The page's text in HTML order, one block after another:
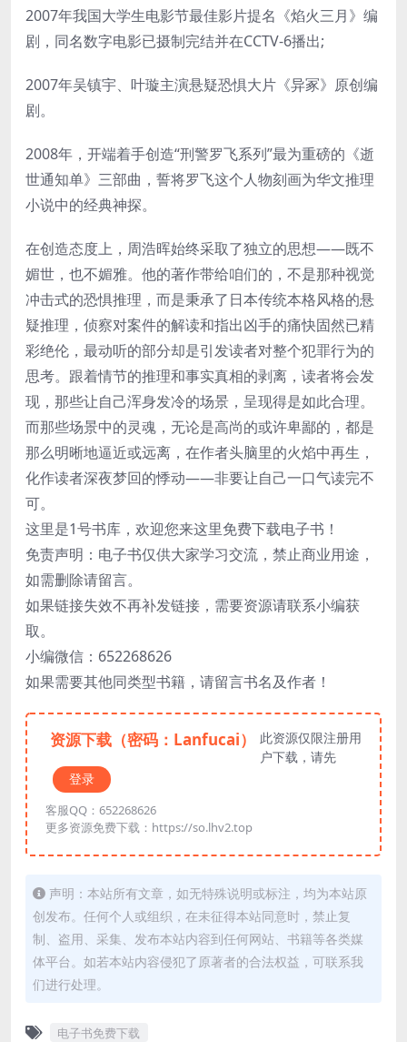
2007年我国大学生电影节最佳影片提名《焰火三月》编
剧，同名数字电影已摄制完结并在CCTV-6播出;
2007年吴镇宇、叶璇主演悬疑恐惧大片《异冢》原创编
剧。
2008年，开端着手创造“刑警罗飞系列”最为重磅的《逝
世通知单》三部曲，誓将罗飞这个人物刻画为华文推理
小说中的经典神探。
在创造态度上，周浩晖始终采取了独立的思想——既不
媚世，也不媚雅。他的著作带给咱们的，不是那种视觉
冲击式的恐惧推理，而是秉承了日本传统本格风格的悬
疑推理，侦察对案件的解读和指出凶手的痛快固然已精
彩绝伦，最动听的部分却是引发读者对整个犯罪行为的
思考。跟着情节的推理和事实真相的剥离，读者将会发
现，那些让自己浑身发冷的场景，呈现得是如此合理。
而那些场景中的灵魂，无论是高尚的或许卑鄙的，都是
那么明晰地逼近或远离，在作者头脑里的火焰中再生，
化作读者深夜梦回的悸动——非要让自己一口气读完不
可。
这里是1号书库，欢迎您来这里免费下载电子书！
免责声明：电子书仅供大家学习交流，禁止商业用途，
如需删除请留言。
如果链接失效不再补发链接，需要资源请联系小编获
取。
小编微信：652268626
如果需要其他同类型书籍，请留言书名及作者！
资源下载（密码：Lanfucai）
此资源仅限注册用
户下载，请先
登录
客服QQ：652268626
更多资源免费下载：https://so.lhv2.top
声明：本站所有文章，如无特殊说明或标注，均为本站原
创发布。任何个人或组织，在未征得本站同意时，禁止复
制、盗用、采集、发布本站内容到任何网站、书籍等各类媒
体平台。如若本站内容侵犯了原著者的合法权益，可联系我
们进行处理。
电子书免费下载